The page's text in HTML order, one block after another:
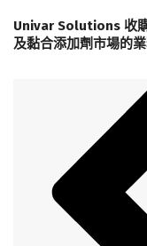
Univar Solutions 收
及黏合添加劑市場的